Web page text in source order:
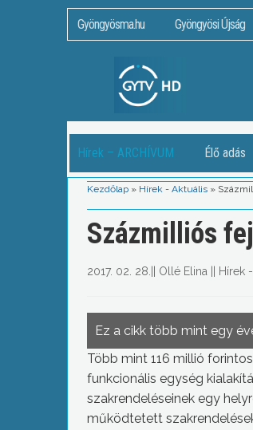
Gyöngyösma.hu Gyöngyösi Újság
Hírek – ARCHÍVUM Élő adás
Kezdőlap » Hírek - Aktuális »
Százmilliós
2017. 02. 28. Ollé Elina Hírek
Ez a cikk több mint egy
Több mint 116 millió
funkcionális egység
szakrendeléseinek egy
működtetett